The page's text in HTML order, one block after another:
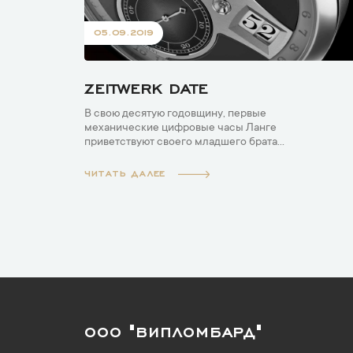
05.09.2019
ZEITWERK DATE
В свою десятую годовщину, первые
механические цифровые часы Ланге
приветствуют своего младшего брата...
ЧИТАТЬ ДАЛЕЕ
ООО "ВИПЛОМБАРД"